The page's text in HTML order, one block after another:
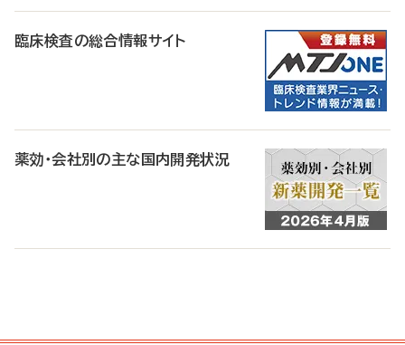
臨床検査の総合情報サイト
薬効・会社別の主な国内開発状況